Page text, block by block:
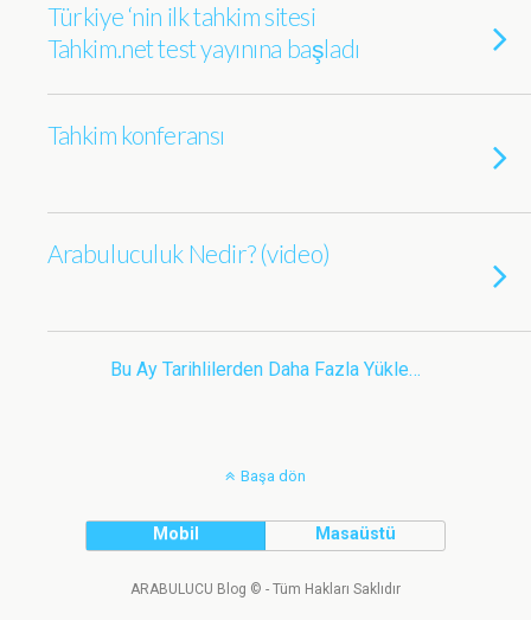
Türkiye ‘nin ilk tahkim sitesi
Tahkim.net test yayınına başladı
Tahkim konferansı
Arabuluculuk Nedir? (video)
Bu Ay Tarihlilerden Daha Fazla Yükle…
Başa dön
Mobil Masaüstü
ARABULUCU Blog © - Tüm Hakları Saklıdır